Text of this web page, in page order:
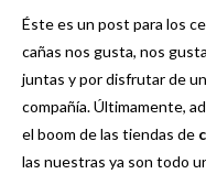
Éste es un post para los
cañas nos gusta, nos
juntas y por disfrutar de
compañía. Últimamente,
el boom de las tiendas de
las nuestras ya son todo